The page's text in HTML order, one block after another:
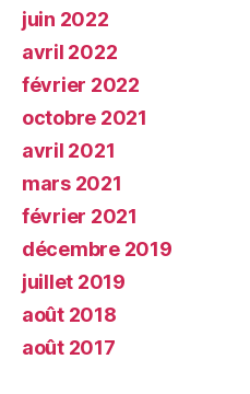
juin 2022
avril 2022
février 2022
octobre 2021
avril 2021
mars 2021
février 2021
décembre 2019
juillet 2019
août 2018
août 2017